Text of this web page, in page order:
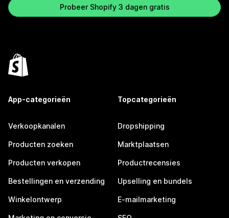
Probeer Shopify 3 dagen gratis
App-categorieën
Verkoopkanalen
Producten zoeken
Producten verkopen
Bestellingen en verzending
Winkelontwerp
Topcategorieën
Dropshipping
Marktplaatsen
Productrecensies
Upselling en bundels
E-mailmarketing